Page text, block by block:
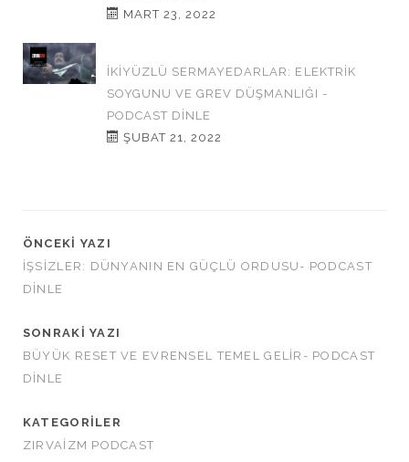
MART 23, 2022
İKİYÜZLÜ SERMAYEDARLAR: ELEKTRİK
SOYGUNU VE GREV DÜŞMANLIĞI -
PODCAST DINLE
ŞUBAT 21, 2022
ÖNCEKI YAZI
İŞSİZLER: DÜNYANIN EN GÜÇLÜ ORDUSU- PODCAST
DINLE
SONRAKI YAZI
BÜYÜK RESET VE EVRENSEL TEMEL GELİR- PODCAST
DINLE
KATEGORILER
ZIRVAIZM PODCAST